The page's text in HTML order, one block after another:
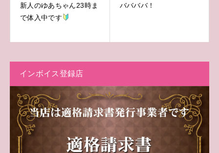
新人のゆあちゃん23時ま
で体入中です
ババババ！
インボイス登録店